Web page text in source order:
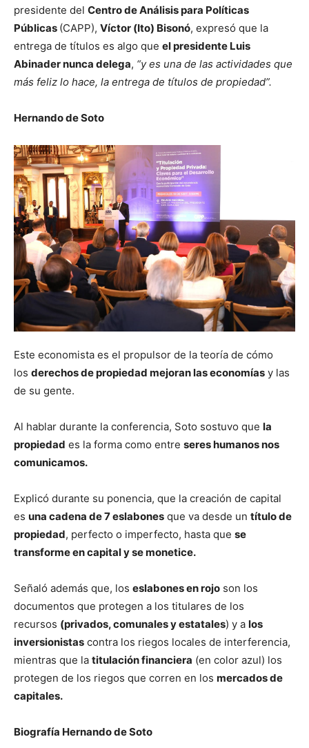
presidente del Centro de Análisis para Políticas
Públicas (CAPP), Víctor (Ito) Bisonó, expresó que la
entrega de títulos es algo que el presidente Luis
Abinader nunca delega, “y es una de las actividades que
más feliz lo hace, la entrega de títulos de propiedad”.
Hernando de Soto
Este economista es el propulsor de la teoría de cómo
los derechos de propiedad mejoran las economías y las
de su gente.
Al hablar durante la conferencia, Soto sostuvo que la
propiedad es la forma como entre seres humanos nos
comunicamos.
Explicó durante su ponencia, que la creación de capital
es una cadena de 7 eslabones que va desde un título de
propiedad, perfecto o imperfecto, hasta que se
transforme en capital y se monetice.
Señaló además que, los eslabones en rojo son los
documentos que protegen a los titulares de los
recursos (privados, comunales y estatales) y a los
inversionistas contra los riegos locales de interferencia,
mientras que la titulación financiera (en color azul) los
protegen de los riegos que corren en los mercados de
capitales.
Biografía Hernando de Soto